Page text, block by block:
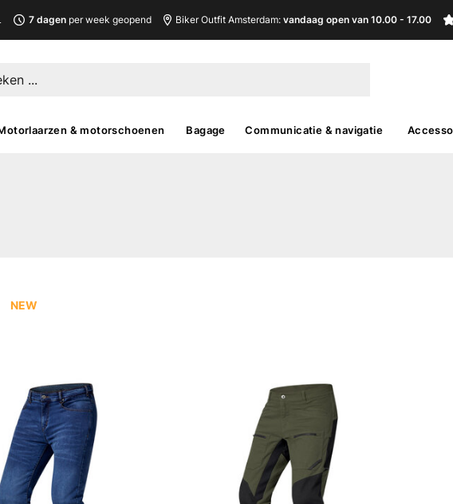
7 dagen per week geopend Biker Outfit Amsterdam:vandaag open van 10.00 - 17.00
& motorschoenen Bagage Communicatie & navigatie
NEW